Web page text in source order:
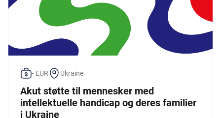
- EUR Ukraine
Akut støtte til mennesker med
intellektuelle handicap og deres familier
i Ukraine